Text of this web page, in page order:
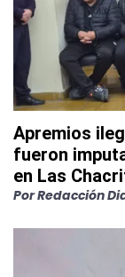
Apremios
fueron
en Las
PorRedacción